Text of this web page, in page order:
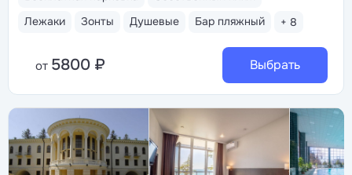
Лежаки
Зонты Душевые Бар пляжный + 8
от 5800 ₽ Выбрать